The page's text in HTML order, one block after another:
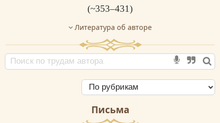
Проверь себя
Семья и здоровье
(~353–431)
Литература об авторе
Письма